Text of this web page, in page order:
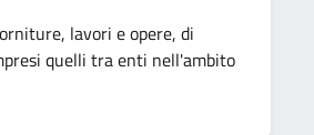
lavori e opere, di
quelli tra enti nell'ambito